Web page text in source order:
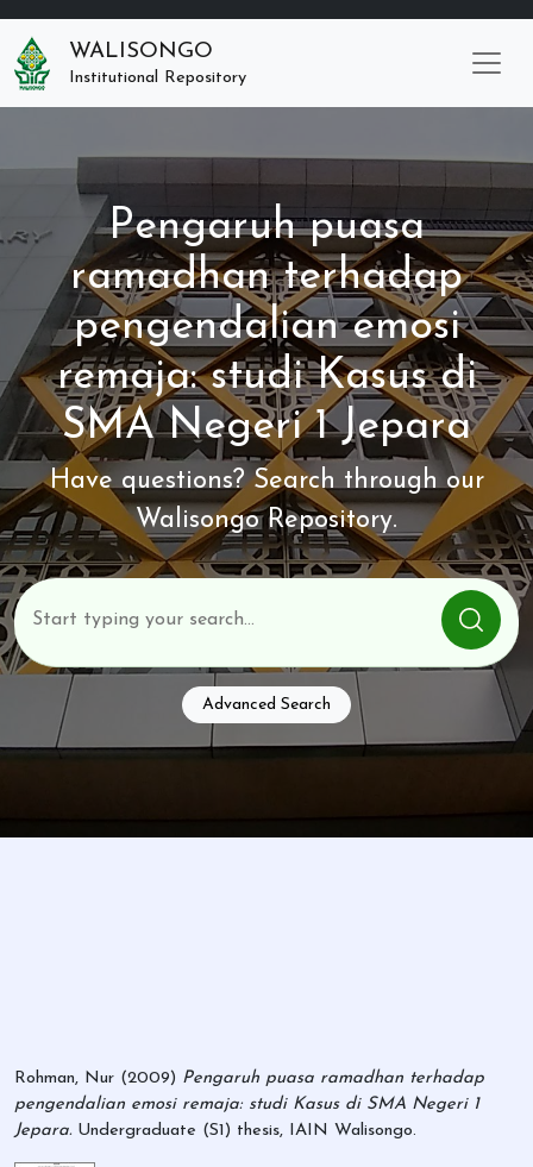
WALISONGO
Institutional Repository
Pengaruh puasa
ramadhan terhadap
pengendalian emosi
remaja: studi Kasus di
SMA Negeri 1 Jepara
Have questions? Search through our
Walisongo Repository.
Advanced Search
Rohman, Nur (2009) Pengaruh puasa ramadhan terhadap
pengendalian emosi remaja: studi Kasus di SMA Negeri 1
Jepara. Undergraduate (S1) thesis, IAIN Walisongo.